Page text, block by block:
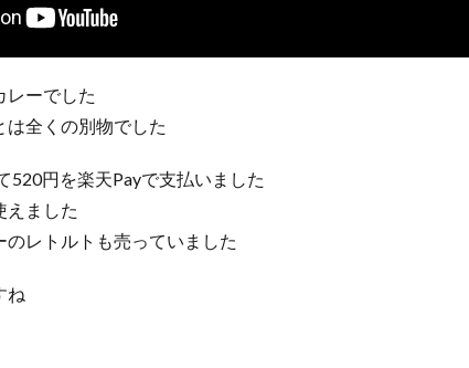
レーでした
全くの別物でした
520円を楽天Payで支払いました
えました
レトルトも売っていました
ね